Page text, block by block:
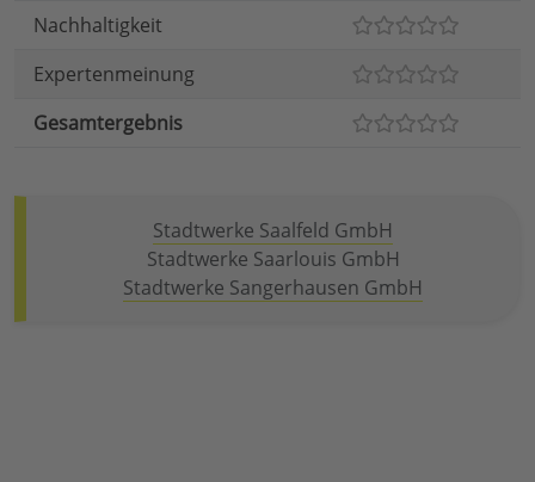
Nachhaltigkeit
Expertenmeinung
Gesamtergebnis
Stadtwerke Saalfeld GmbH
Stadtwerke Saarlouis GmbH
Stadtwerke Sangerhausen GmbH